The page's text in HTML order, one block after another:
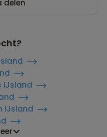
delen
IJsland
IJsland
cultuur en milieu